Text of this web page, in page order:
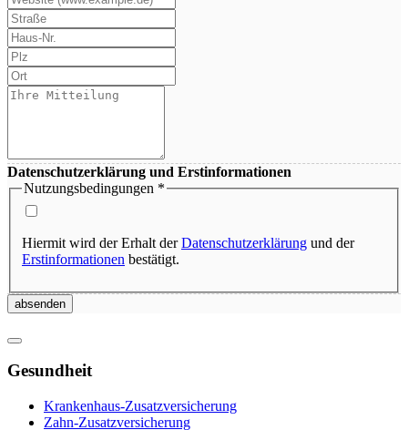
Datenschutzerklärung und Erstinformationen
Nutzungsbedingungen *
Hiermit wird der Erhalt derDatenschutzerklärung und der
Erstinformationen bestätigt.
absenden
Gesundheit
Krankenhaus-Zusatzversicherung
Zahn-Zusatzversicherung